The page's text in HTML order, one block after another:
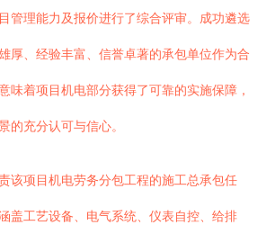
管理能力及报价进行了综合评审。成功遴选
厚、经验丰富、信誉卓著的承包单位作为合
味着项目机电部分获得了可靠的实施保障，
的充分认可与信心。
该项目机电劳务分包工程的施工总承包任
盖工艺设备、电气系统、仪表自控、给排